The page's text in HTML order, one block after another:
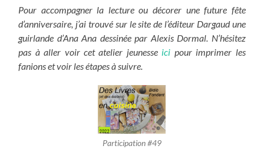
Pour accompagner la lecture ou décorer une future fête
d’anniversaire, j’ai trouvé sur le site de l’éditeur Dargaud une
guirlande d’Ana Ana dessinée par Alexis Dormal. N’hésitez
pas à aller voir cet atelier jeunesse ici pour imprimer les
fanions et voir les étapes à suivre.
Participation #49